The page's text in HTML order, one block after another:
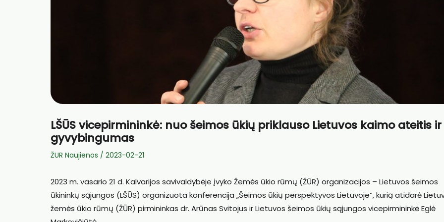
LŠŪS vicepirmininkė: nuo šeimos ūkių priklauso Lietuvos kaimo ateitis ir
gyvybingumas
ŽUR Naujienos / 2023-02-21
2023 m. vasario 21 d. Kalvarijos savivaldybėje įvyko Žemės ūkio rūmų (ŽŪR) organizacijos – Lietuvos šeimos
ūkininkų sąjungos (LŠŪS) organizuota konferencija „Šeimos ūkių perspektyvos Lietuvoje“, kurią atidarė
žemės ūkio rūmų (ŽŪR) pirmininkas dr. Arūnas Svitojus ir Lietuvos šeimos ūkių sąjungos vicepirmininkė Eglė